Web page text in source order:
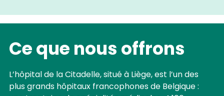
Ce que nous offrons
L’hôpital de la Citadelle, situé à Liège, est l’un des
plus grands hôpitaux francophones de Belgique :